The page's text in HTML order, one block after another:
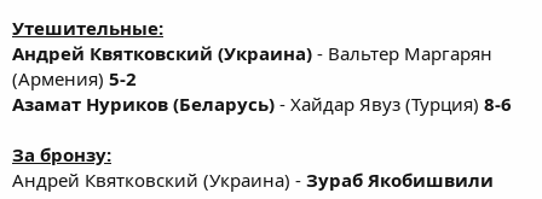
Утешительные:
Андрей Квятковский (Украина) - Вальтер Маргарян
(Армения) 5-2
Азамат Нуриков (Беларусь) - Хайдар Явуз (Турция) 8-6
За бронзу:
Андрей Квятковский (Украина) - Зураб Якобишвили